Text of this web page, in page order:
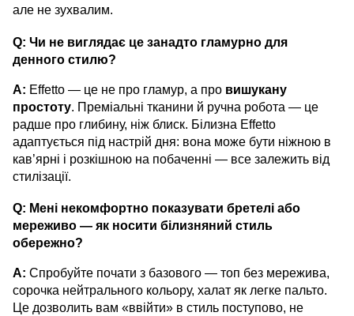
але не зухвалим.
Q: Чи не виглядає це занадто гламурно для
денного стилю?
A: Effetto — це не про гламур, а про вишукану
простоту. Преміальні тканини й ручна робота — це
радше про глибину, ніж блиск. Білизна Effetto
адаптується під настрій дня: вона може бути ніжною в
кав’ярні і розкішною на побаченні — все залежить від
стилізації.
Q: Мені некомфортно показувати бретелі або
мереживо — як носити білизняний стиль
обережно?
A: Спробуйте почати з базового — топ без мережива,
сорочка нейтрального кольору, халат як легке пальто.
Це дозволить вам «ввійти» в стиль поступово, не